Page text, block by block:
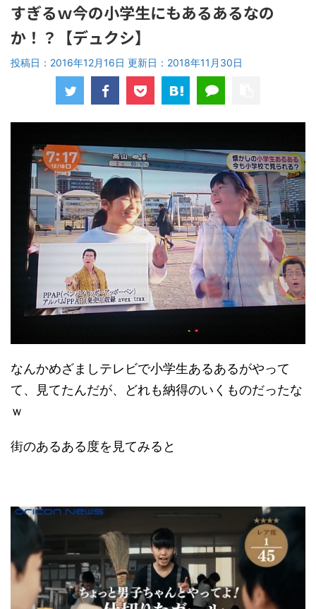
すぎるｗ今の小学生にもあるあるなの
か！？【デュクシ】
投稿日：2016年12月16日 更新日： 2018年11月30日
なんかめざましテレビで小学生あるあるがやって
て、見てたんだが、どれも納得のいくものだったな
ｗ
街のあるある度を見てみると